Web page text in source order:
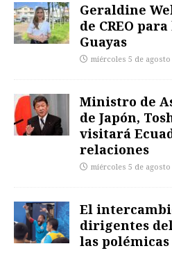
Geraldine
de CREO
Guayas
miércoles 5 de agosto
Ministro de
de Japón,
visitará
relaciones
miércoles 5 de agosto
El
dirigentes
las